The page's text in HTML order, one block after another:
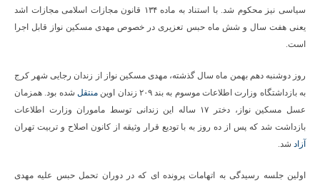
سیاسی نیز محکوم شد. با استناد به ماده ۱۳۴ قانون مجازات اسلامی مجازات اشد
یعنی هفت سال و شش ماه حبس تعزیری در خصوص مهدی مسکین نواز قابل اجرا
است.
روز دوشنبه دهم بهمن ماه سال گذشته، مهدی مسکین نواز از زندان رجایی شهر کرج
به بازداشتگاه وزارت اطلاعات موسوم به بند ۲۰۹ زندان اوین
منتقل شده بود. همزمان
عسل مسکین نواز، دختر ۱۷ ساله این زندانی توسط ماموران وزارت اطلاعات
بازداشت شد که پس از ده روز به با تودیع قرار وثیقه از کانون اصلاح و تربیت تهران
آزاد شد.
اولین جلسه رسیدگی به اتهامات پرونده ای که در دوران تحمل حبس علیه مهدی